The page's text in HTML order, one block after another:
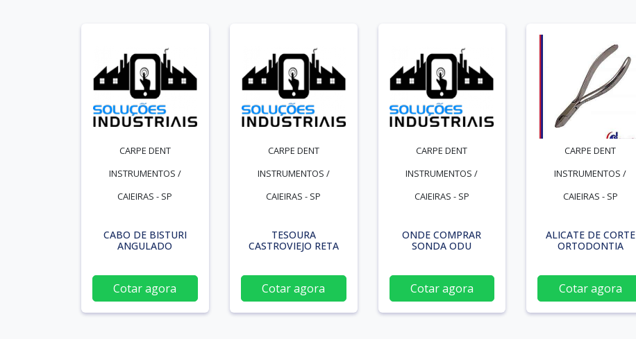
CARPE DENT
INSTRUMENTOS /
CAIEIRAS - SP
CABO DE BISTURI
ANGULADO
Cotar agora
CARPE DENT
INSTRUMENTOS /
CAIEIRAS - SP
TESOURA
CASTROVIEJO RETA
Cotar agora
CARPE DENT
INSTRUMENTOS /
CAIEIRAS - SP
ONDE COMPRAR
SONDA ODU
Cotar agora
CARPE DENT
INSTRUMENTOS /
CAIEIRAS - SP
ALICATE DE CORTE
ORTODONTIA
Cotar agora